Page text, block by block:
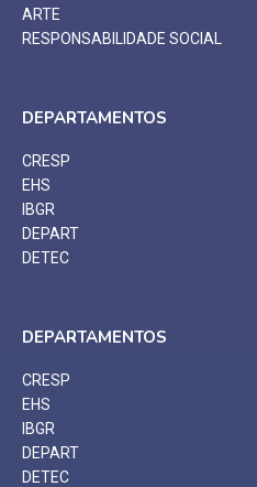
ARTE
RESPONSABILIDADE SOCIAL
DEPARTAMENTOS
CRESP
EHS
IBGR
DEPART
DETEC
DEPARTAMENTOS
CRESP
EHS
IBGR
DEPART
DETEC